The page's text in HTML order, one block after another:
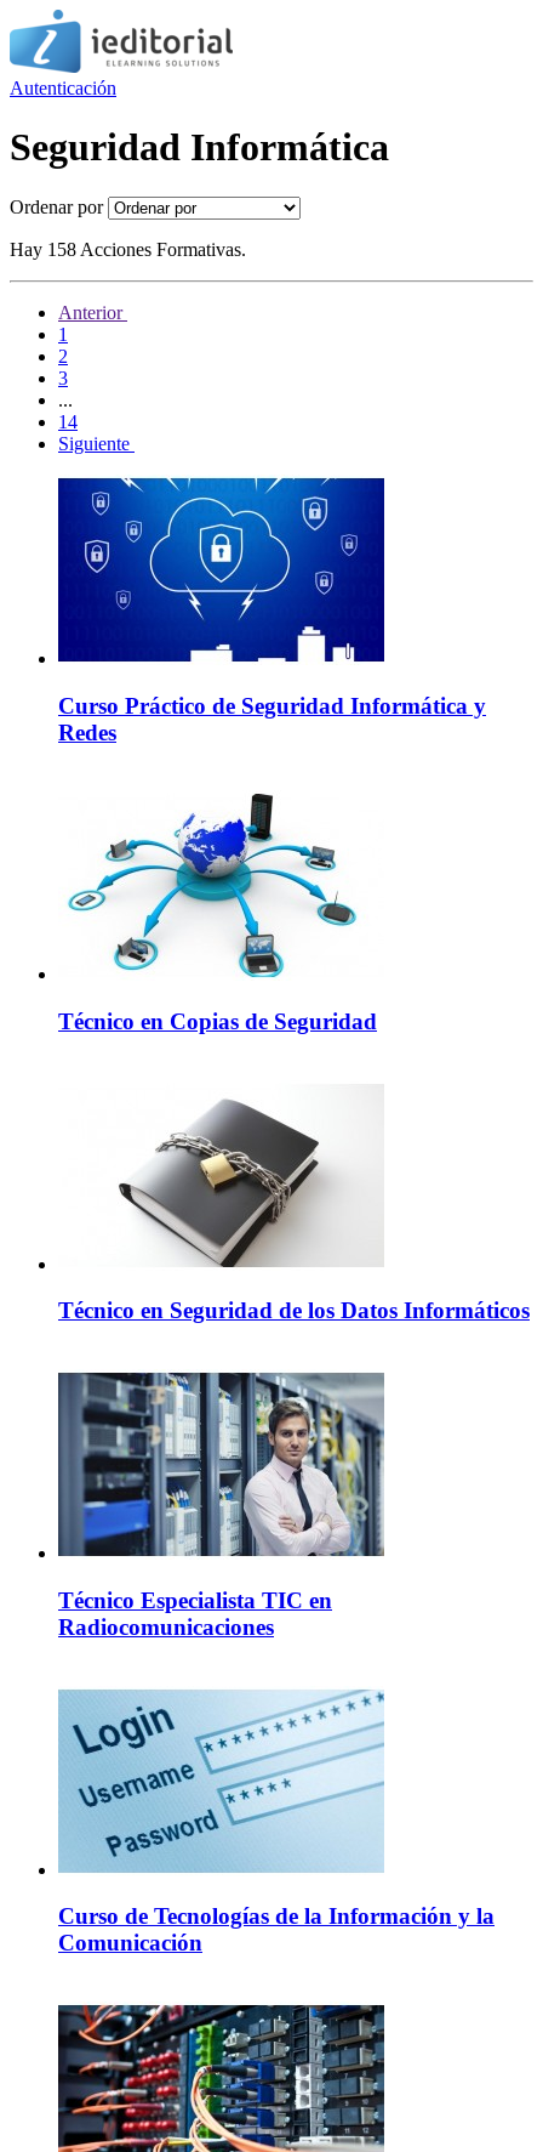
Autenticación
Seguridad Informática
Ordenar por
Hay 158 Acciones Formativas.
Anterior
1
2
3
...
14
Siguiente
Curso Práctico de Seguridad Informática y
Redes
Técnico en Copias de Seguridad
Técnico en Seguridad de los Datos Informáticos
Técnico Especialista TIC en
Radiocomunicaciones
Curso de Tecnologías de la Información y la
Comunicación